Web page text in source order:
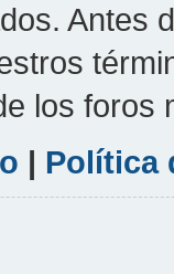
Antes
los foros
| Política